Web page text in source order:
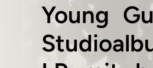
Young